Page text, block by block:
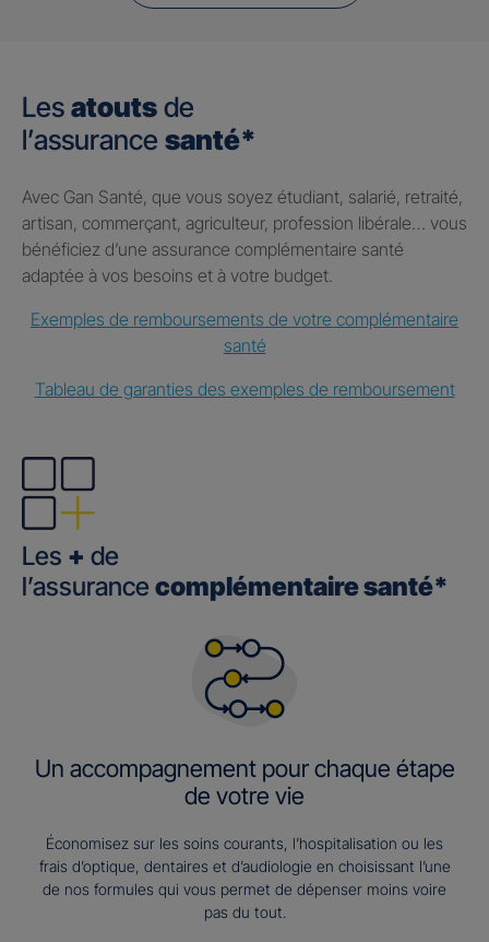
Les atouts de
l’assurance santé*
Avec Gan Santé, que vous soyez étudiant, salarié, retraité,
artisan, commerçant, agriculteur, profession libérale… vous
bénéficiez d’une assurance complémentaire santé
adaptée à vos besoins et à votre budget.
Exemples de remboursements de votre complémentaire
santé
Tableau de garanties des exemples de remboursement
Les + de
l’assurance complémentaire santé*
Un accompagnement pour chaque étape
de votre vie
Économisez sur les soins courants, l’hospitalisation ou les
frais d’optique, dentaires et d’audiologie en choisissant l’une
de nos formules qui vous permet de dépenser moins voire
pas du tout.